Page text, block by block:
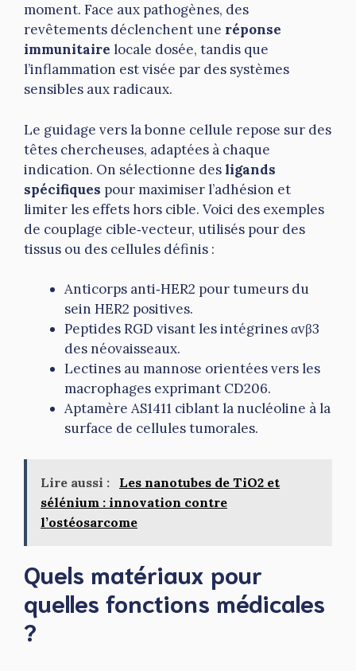
moment. Face aux pathogènes, des
revêtements déclenchent une réponse
immunitaire locale dosée, tandis que
l’inflammation est visée par des systèmes
sensibles aux radicaux.
Le guidage vers la bonne cellule repose sur des
têtes chercheuses, adaptées à chaque
indication. On sélectionne desligands
spécifiques pour maximiser l’adhésion et
limiter les effets hors cible. Voici des exemples
de couplage cible‑vecteur, utilisés pour des
tissus ou des cellules définis :
Anticorps anti‑HER2 pour tumeurs du
sein HER2 positives.
Peptides RGD visant les intégrines αvβ3
des néovaisseaux.
Lectines au mannose orientées vers les
macrophages exprimant CD206.
Aptamère AS1411 ciblant la nucléoline à la
surface de cellules tumorales.
Lire aussi :
Les nanotubes de TiO2 et
sélénium : innovation contre
l’ostéosarcome
Quels matériaux pour
quelles fonctions médicales
?